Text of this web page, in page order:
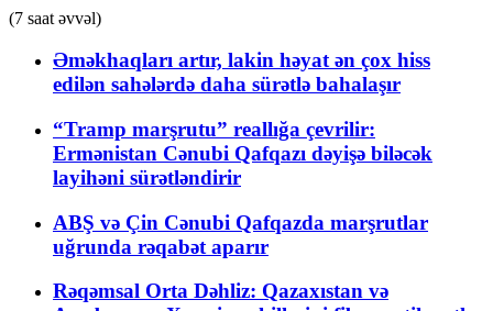
(7 saat əvvəl)
Əməkhaqları artır, lakin həyat ən çox hiss
edilən sahələrdə daha sürətlə bahalaşır
“Tramp marşrutu” reallığa çevrilir:
Ermənistan Cənubi Qafqazı dəyişə biləcək
layihəni sürətləndirir
ABŞ və Çin Cənubi Qafqazda marşrutlar
uğrunda rəqabət aparır
Rəqəmsal Orta Dəhliz: Qazaxıstan və